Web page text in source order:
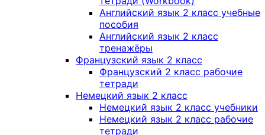
Английский язык 2 класс учебные
пособия
Английский язык 2 класс
тренажёры
Французский язык 2 класс
Французский 2 класс рабочие
тетради
Немецкий язык 2 класс
Немецкий язык 2 класс учебники
Немецкий язык 2 класс рабочие
тетради